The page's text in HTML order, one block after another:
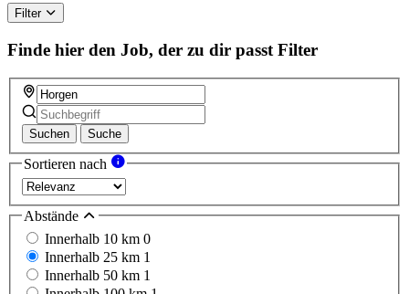
Filter
Finde hier den Job, der zu dir passt Filter
Suchen Suche
Sortieren nach
Abstände
Innerhalb 10 km 0
Innerhalb 25 km 1
Innerhalb 50 km 1